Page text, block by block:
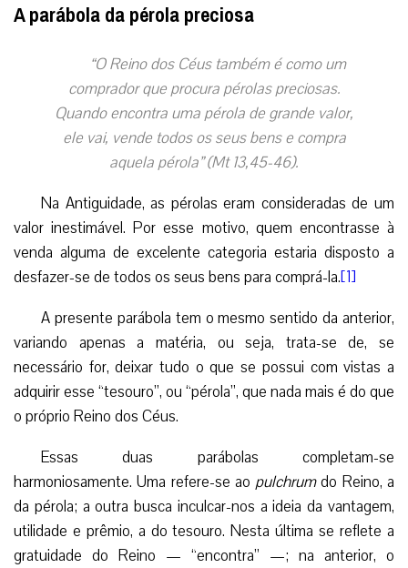
A parábola da pérola preciosa
“O Reino dos Céus também é como um
comprador que procura pérolas preciosas.
Quando encontra uma pérola de grande valor,
ele vai, vende todos os seus bens e compra
aquela pérola” (Mt 13,45-46).
Na Antiguidade, as pérolas eram consideradas de um
valor inestimável. Por esse motivo, quem encontrasse à
venda alguma de excelente categoria estaria disposto a
desfazer-se de todos os seus bens para comprá-la.[1]
A presente parábola tem o mesmo sentido da anterior,
variando apenas a matéria, ou seja, trata-se de, se
necessário for, deixar tudo o que se possui com vistas a
adquirir esse “tesouro”, ou “pérola”, que nada mais é do que
o próprio Reino dos Céus.
Essas duas parábolas completam-se
harmoniosamente. Uma refere-se ao pulchrumdo Reino, a
da pérola; a outra busca inculcar-nos a ideia da vantagem,
utilidade e prêmio, a do tesouro. Nesta última se reflete a
gratuidade do Reino — “encontra” —; na anterior, o